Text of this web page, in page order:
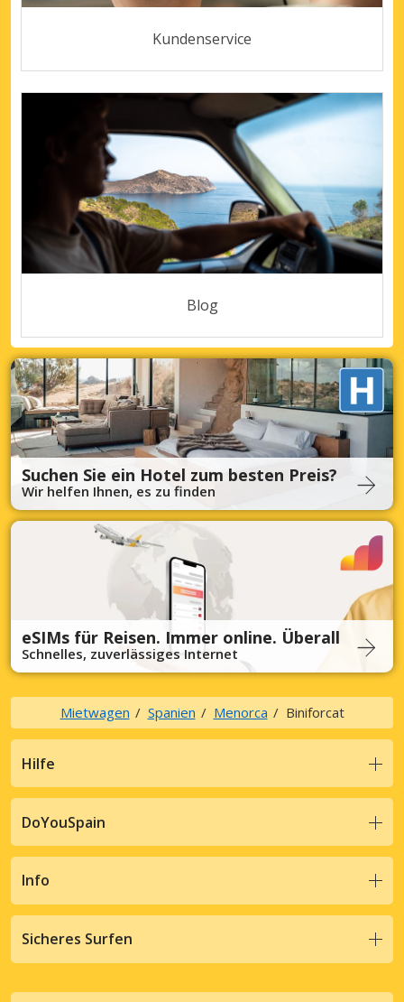
Kundenservice
Blog
Suchen Sie ein Hotel zum besten Preis?
Wir helfen Ihnen, es zu finden
eSIMs für Reisen. Immer online. Überall
Schnelles, zuverlässiges Internet
Mietwagen Spanien Menorca Biniforcat
Hilfe
DoYouSpain
Info
Sicheres Surfen